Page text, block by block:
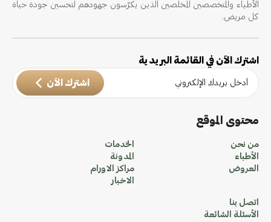
الأطباء والمتخصصين المخلصين الذين يكرّسون جهودهم لتحسين جودة حياة
كل مريض.
اشترك الآن في القائمة البريدية
اشترك الآن
محتوى الموقع
من نحن
الأطباء
العروض
الخدمات
المدونة
مراكز الاورام
الاخبار
اتصل بنا
الأسئلة الشائعة